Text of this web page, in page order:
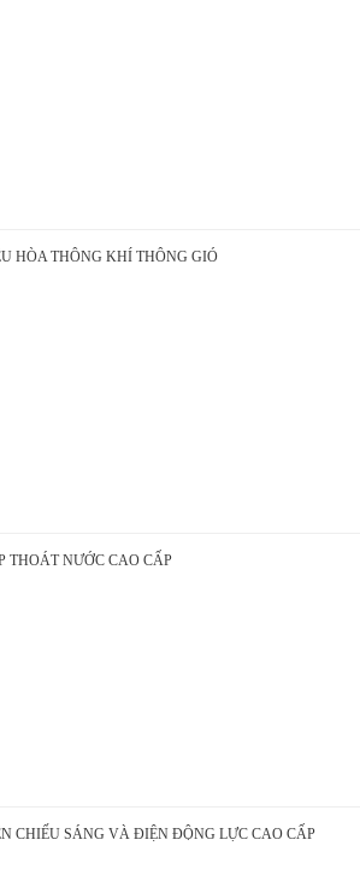
HÒA THÔNG KHÍ THÔNG GIÓ
THOÁT NƯỚC CAO CẤP
CHIẾU SÁNG VÀ ĐIỆN ĐỘNG LỰC CAO CẤP